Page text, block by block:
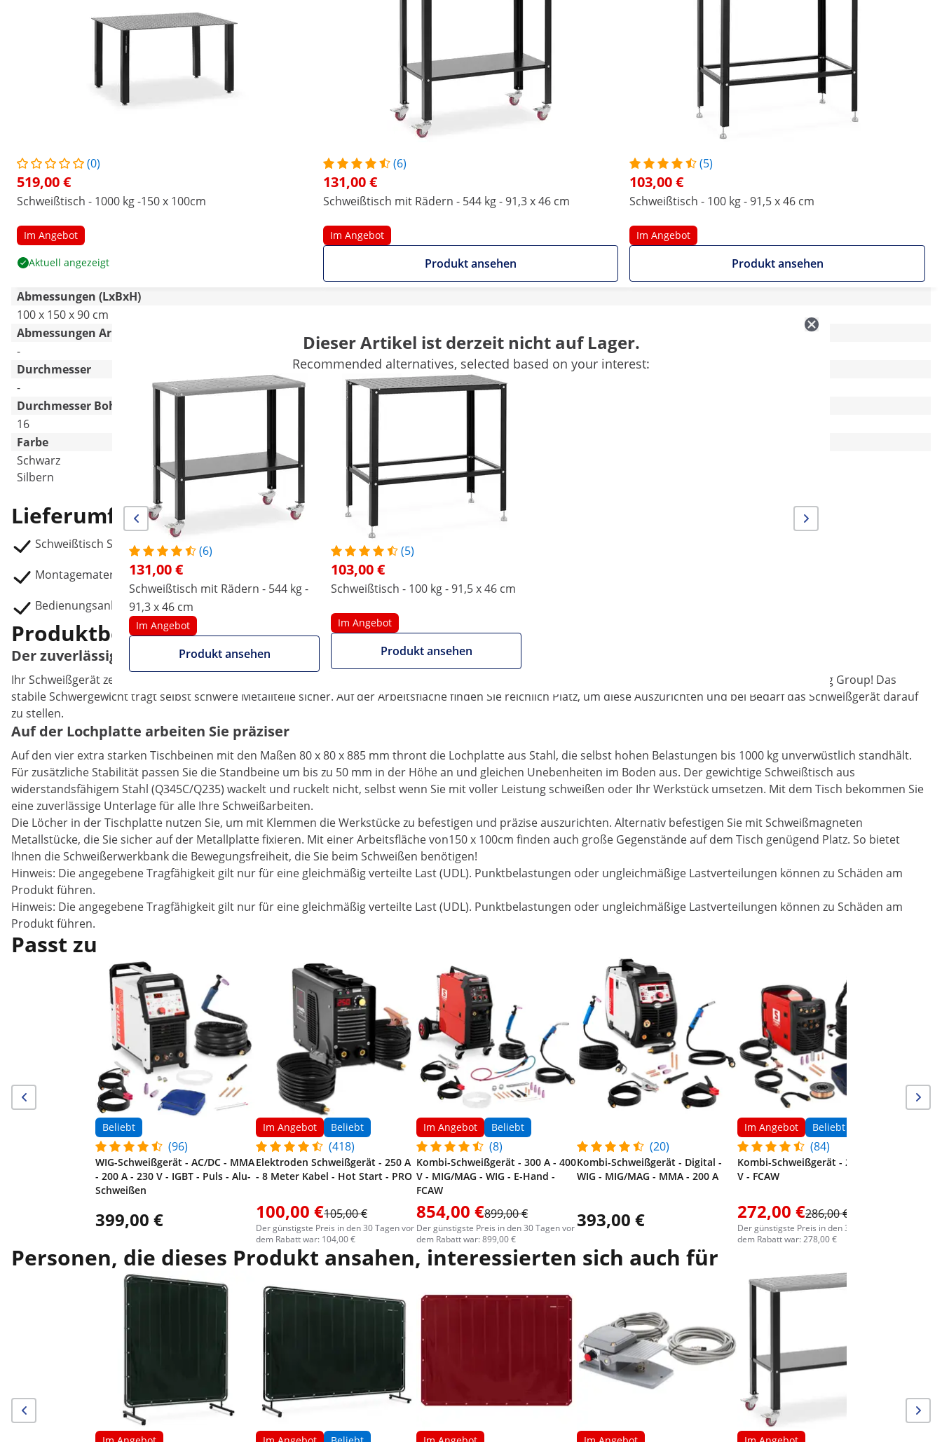
(0)
519,00 €
Schweißtisch - 1000 kg -150 x 100cm
Im Angebot
Aktuell angezeigt
(6)
131,00 €
Schweißtisch mit Rädern - 544 kg - 91,3 x 46 cm
Im Angebot
Produkt ansehen
(5)
103,00 €
Schweißtisch - 100 kg - 91,5 x 46 cm
Im Angebot
Produkt ansehen
Abmessungen (LxBxH)
100 x 150 x 90 cm
Abmessungen Arbeitsplatte [cm]
-
91,3 x 46
91,5 x 46
Durchmesser
-
1.6 cm
Durchmesser Bohrung [mm]
16
Farbe
Schwarz
Silbern
Weitere Merkmale vergleichen
Lieferumfang
Schweißtisch SWG-TABLE15016PRO+
Montagematerial
Bedienungsanleitung
Dieser Artikel ist derzeit nicht auf Lager.
Recommended alternatives, selected based on your interest:
(6)
131,00 €
Schweißtisch mit Rädern - 544 kg -
91,3 x 46 cm
Im Angebot
Produkt ansehen
(5)
103,00 €
Schweißtisch - 100 kg - 91,5 x 46 cm
Im Angebot
Produkt ansehen
Produktbeschreibung
Der zuverlässige Schweißtisch bei Last und Funkenschlag
Ihr Schweißgerät zeigt hohe Leistungswerte, genauso wie Sie? Dann bringen Sie Ihre Werkstücke auf Arbeitshöhe mit dem Schweißtisch der Stamos Welding Group! Das
stabile Schwergewicht trägt selbst schwere Metallteile sicher. Auf der Arbeitsfläche finden Sie reichlich Platz, um diese Auszurichten und bei Bedarf das Schweißgerät darauf
zu stellen.
Auf der Lochplatte arbeiten Sie präziser
Auf den vier extra starken Tischbeinen mit den Maßen 80 x 80 x 885 mm thront die Lochplatte aus Stahl, die selbst hohen Belastungen bis 1000 kg unverwüstlich standhält.
Für zusätzliche Stabilität passen Sie die Standbeine um bis zu 50 mm in der Höhe an und gleichen Unebenheiten im Boden aus. Der gewichtige Schweißtisch aus
widerstandsfähigem Stahl (Q345C/Q235) wackelt und ruckelt nicht, selbst wenn Sie mit voller Leistung schweißen oder Ihr Werkstück umsetzen. Mit dem Tisch bekommen Sie
eine zuverlässige Unterlage für alle Ihre Schweißarbeiten.
Die Löcher in der Tischplatte nutzen Sie, um mit Klemmen die Werkstücke zu befestigen und präzise auszurichten. Alternativ befestigen Sie mit Schweißmagneten
Metallstücke, die Sie sicher auf der Metallplatte fixieren. Mit einer Arbeitsfläche von150 x 100cm finden auch große Gegenstände auf dem Tisch genügend Platz. So bietet
Ihnen die Schweißerwerkbank die Bewegungsfreiheit, die Sie beim Schweißen benötigen!
Hinweis: Die angegebene Tragfähigkeit gilt nur für eine gleichmäßig verteilte Last (UDL). Punktbelastungen oder ungleichmäßige Lastverteilungen können zu Schäden am
Produkt führen.
Hinweis: Die angegebene Tragfähigkeit gilt nur für eine gleichmäßig verteilte Last (UDL). Punktbelastungen oder ungleichmäßige Lastverteilungen können zu Schäden am
Produkt führen.
Passt zu
Beliebt
(96)
WIG-Schweißgerät - AC/DC - MMA
- 200 A - 230 V - IGBT - Puls - Alu-
Schweißen
399,00 €
Im Angebot Beliebt
(418)
Elektroden Schweißgerät - 250 A
- 8 Meter Kabel - Hot Start - PRO
100,00 €105,00 €
Der günstigste Preis in den 30 Tagen vor
dem Rabatt war: 104,00 €
Im Angebot Beliebt
(8)
Kombi-Schweißgerät - 300 A - 400
V - MIG/MAG - WIG - E-Hand -
FCAW
854,00 €899,00 €
Der günstigste Preis in den 30 Tagen vor
dem Rabatt war: 899,00 €
(20)
Kombi-Schweißgerät - Digital -
WIG - MIG/MAG - MMA - 200 A
393,00 €
Im Angebot Beliebt
(84)
Kombi-Schweißgerät - 250 A - 230
V - FCAW
272,00 €286,00 €
Der günstigste Preis in den 30 Tagen vor
dem Rabatt war: 278,00 €
Personen, die dieses Produkt ansahen, interessierten sich auch für